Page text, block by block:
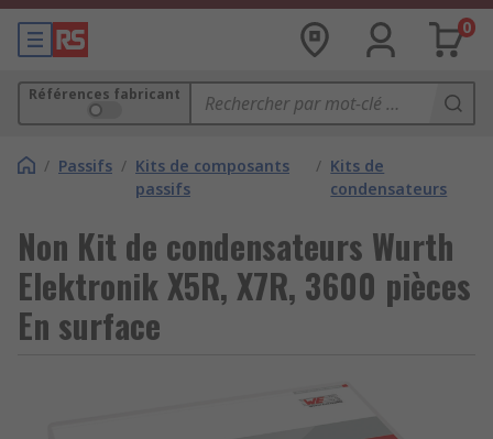
0
Références fabricant
/ Passifs / Kits de composants
passifs
/ Kits de
condensateurs
Non Kit de condensateurs Wurth
Elektronik X5R, X7R, 3600 pièces
En surface